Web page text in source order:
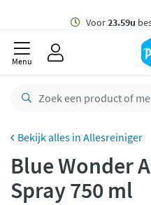
CO2
Betaal
Menu
Allesreiniger
Blue Wonder
Spray 750 ml